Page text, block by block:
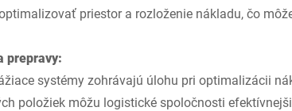
priestor a rozloženie nákladu, čo
prepravy:
systémy zohrávajú úlohu pri optimalizácii
položiek môžu logistické spoločnosti